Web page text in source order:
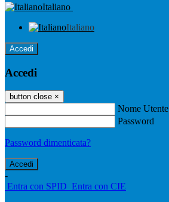
Italiano
Italiano
Accedi
Accedi
button close ×
Nome Utente
Password
Password dimenticata?
-
Entra con SPID Entra con CIE